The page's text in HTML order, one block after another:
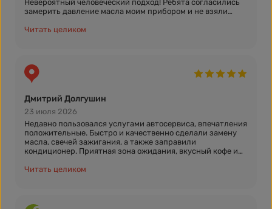
Невероятный человеческий подход! Ребята согласились
замерить давление масла моим прибором и не взяли
Читать целиком
Дмитрий Долгушин
23 июля 2026
Недавно пользовался услугами автосервиса, впечатления
положительные. Быстро и качественно сделали замену
масла, свечей зажигания, а также заправили
кондиционер. Приятная зона ожидания, вкусный кофе и
Читать целиком